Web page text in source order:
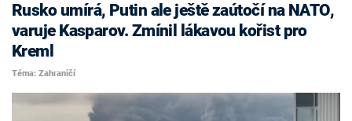
Rusko umírá, Putin ale ještě zaútočí na NATO,
varuje Kasparov. Zmínil lákavou kořist pro
Kreml
Téma: Zahraničí